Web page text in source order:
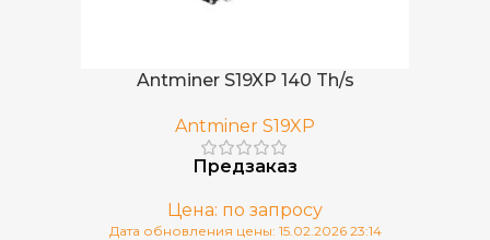
Antminer S19XP 140 Th/s
Antminer S19XP
Предзаказ
Цена: по запросу
Дата обновления цены: 15.02.2026 23:14